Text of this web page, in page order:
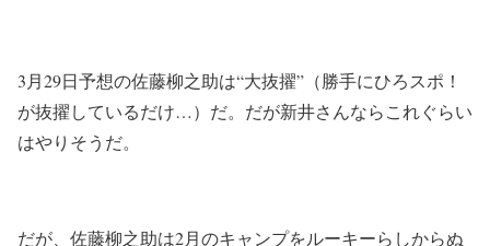
3月29日予想の佐藤柳之助は“大抜擢”（勝手にひろスポ！
が抜擢しているだけ…）だ。だが新井さんならこれぐらい
はやりそうだ。
だが、佐藤柳之助は2月のキャンプをルーキーらしからぬ